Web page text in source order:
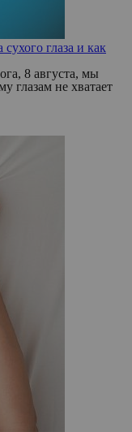
глаза и как
8 августа, мы
глазам не хватает